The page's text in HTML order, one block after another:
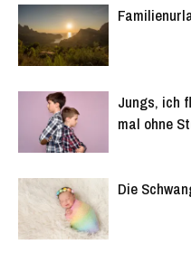
Jungs, ich
mal ohne
Die